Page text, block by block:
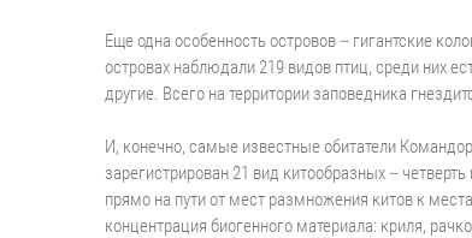
Еще одна особенность островов – гигантские
островах наблюдали 219 видов птиц, среди них
другие. Всего на территории заповедника
И, конечно, самые известные обитатели
зарегистрирован 21 вид китообразных –
прямо на пути от мест размножения китов к
концентрация биогенного материала: криля,